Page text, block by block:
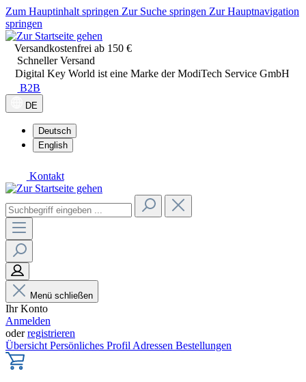
Zum Hauptinhalt springen Zur Suche springen Zur Hauptnavigation
springen
Versandkostenfrei ab 150 €
Schneller Versand
Digital Key World ist eine Marke der ModiTech Service GmbH
B2B
DE
Deutsch
English
Kontakt
Menü schließen
Ihr Konto
Anmelden
oderregistrieren
Übersicht Persönliches Profil Adressen Bestellungen